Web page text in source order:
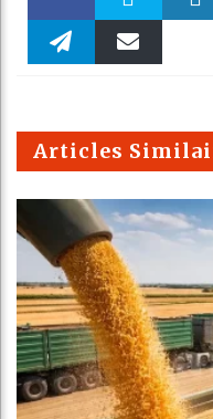
Faceboo Twitter
m
Articles